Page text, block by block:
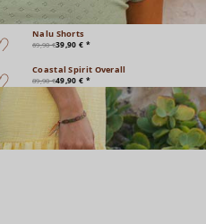
Nalu Shorts
69,90 €39,90 € *
Coastal Spirit Overall
89,90 €49,90 € *